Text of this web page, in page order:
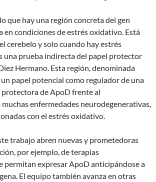
que hay una región concreta del gen
en condiciones de estrés oxidativo. Está
cerebelo y solo cuando hay estrés
una prueba indirecta del papel protector
Hermano. Esta región, denominada
papel potencial como regulador de una
protectora de ApoD frente al
enfermedades neurodegenerativas,
con el estrés oxidativo.
trabajo abren nuevas y prometedoras
por ejemplo, de terapias
permitan expresar ApoD anticipándose a
El equipo también avanza en otras